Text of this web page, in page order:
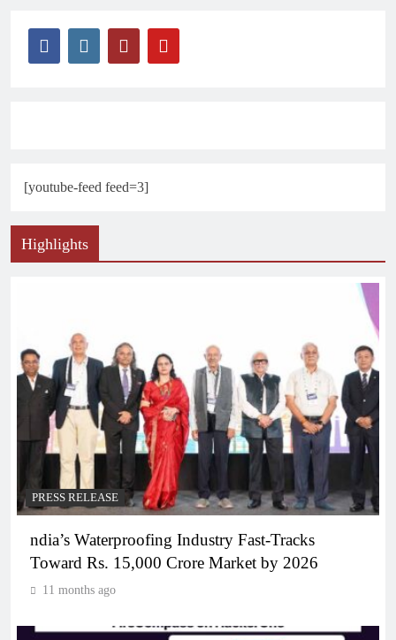
[youtube-feed feed=3]
Highlights
PRESS RELEASE
ndia’s Waterproofing Industry Fast-Tracks
Toward Rs. 15,000 Crore Market by 2026
11 months ago